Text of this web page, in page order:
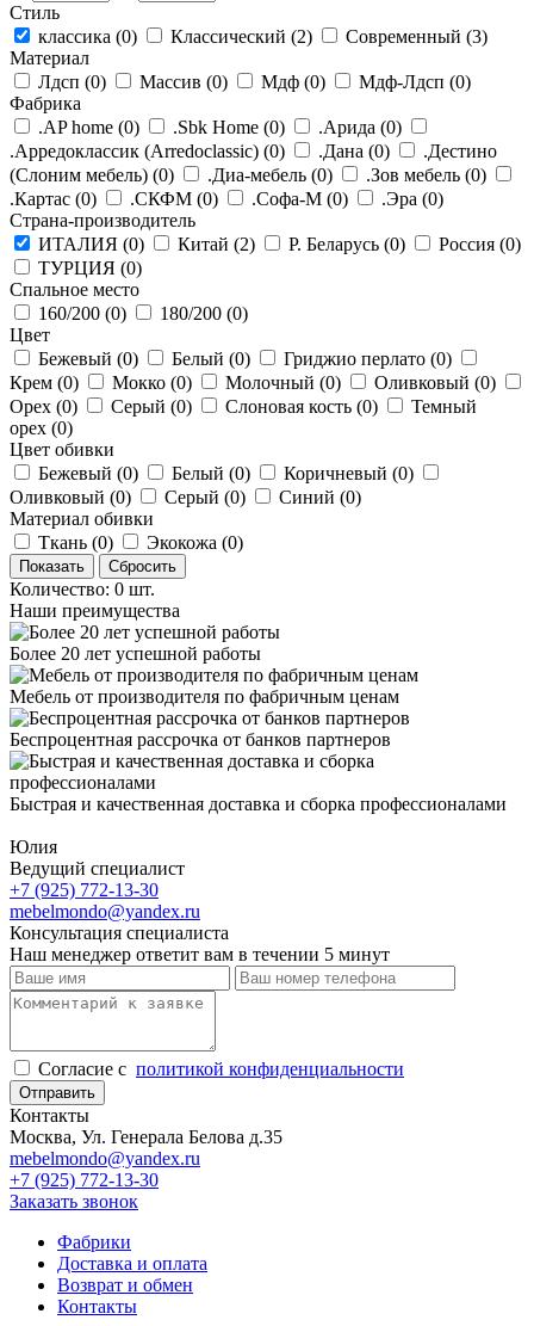
Стиль
классика (0) Классический (2) Современный (3)
Материал
Лдсп (0) Массив (0) Мдф (0) Мдф-Лдсп (0)
Фабрика
.AP home (0) .Sbk Home (0) .Арида (0)
.Арредоклассик (Arredoclassic) (0) .Дана (0)
.Дестино
(Слоним мебель) (0) .Диа-мебель (0) .Зов мебель (0)
.Картас (0) .СКФМ (0) .Софа-М (0) .Эра (0)
Страна-производитель
ИТАЛИЯ (0) Китай (2) Р. Беларусь (0) Россия (0)
ТУРЦИЯ (0)
Cпальное место
160/200 (0) 180/200 (0)
Цвет
Бежевый (0) Белый (0) Гриджио перлато (0)
Крем (0) Мокко (0) Молочный (0) Оливковый (0)
Орех (0) Серый (0) Слоновая кость (0)
Темный
орех (0)
Цвет обивки
Бежевый (0) Белый (0) Коричневый (0)
Оливковый (0) Серый (0) Синий (0)
Материал обивки
Ткань (0) Экокожа (0)
Количество: 0 шт.
Наши преимущества
Более 20 лет успешной работы
Мебель от производителя по фабричным ценам
Беспроцентная рассрочка от банков партнеров
Быстрая и качественная доставка и сборка профессионалами
Юлия
Ведущий специалист
+7 (925) 772-13-30
mebelmondo@yandex.ru
Консультация специалиста
Наш менеджер ответит вам в течении 5 минут
Cогласие с политикой конфиденциальности
Отправить
Контакты
Москва, Ул. Генерала Белова д.35
mebelmondo@yandex.ru
+7 (925) 772-13-30
Заказать звонок
Фабрики
Доставка и оплата
Возврат и обмен
Контакты